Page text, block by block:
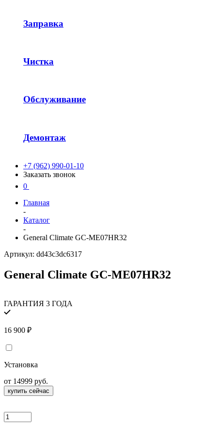
Заправка
Чистка
Обслуживание
Демонтаж
+7 (962) 990-01-10
Заказать звонок
0
Главная
-
Каталог
-
General Climate GC-ME07HR32
Артикул: dd43c3dc6317
General Climate GC-ME07HR32
ГАРАНТИЯ 3 ГОДА
16 900 ₽
Установка
от 14999 руб.
купить сейчас